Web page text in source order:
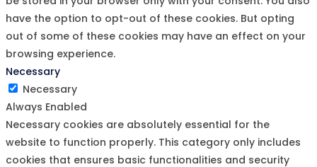
have the option to opt-out of these cookies. But opting
out of some of these cookies may have an effect on your
browsing experience.
Necessary
Necessary
Always Enabled
Necessary cookies are absolutely essential for the
website to function properly. This category only includes
cookies that ensures basic functionalities and security